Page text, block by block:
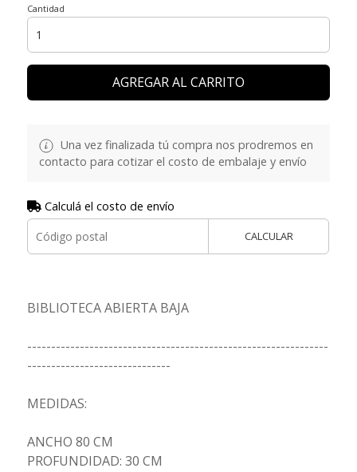
Cantidad
AGREGAR AL CARRITO
Una vez finalizada tú compra nos prodremos en
contacto para cotizar el costo de embalaje y envío
Calculá el costo de envío
CALCULAR
BIBLIOTECA ABIERTA BAJA
---------------------------------------------------------------
------------------------------
MEDIDAS:
ANCHO 80 CM
PROFUNDIDAD: 30 CM